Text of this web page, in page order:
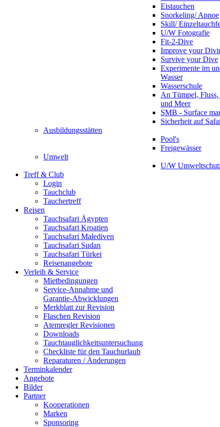
Eistauchen
Snorkeling/ Apnoe
Skill/
U/W Fotografie
Fit-2-Dive
Improve your
Survive your Dive
Experimente im
Wasser
Wasserschule
An Tümpel,
und Meer
SMB - Surface
Sicherheit auf
Ausbildungsstätten
Pool's
Freigewässer
Umwelt
U/W
Treff & Club
Login
Tauchclub
Tauchertreff
Reisen
Tauchsafari Ägypten
Tauchsafari Kroatien
Tauchsafari Malediven
Tauchsafari Sudan
Tauchsafari Türkei
Reisenangebote
Verleih & Service
Mietbedingungen
Service-Annahme und
Garantie-Abwicklungen
Merkblatt zur Revision
Flaschen Revision
Atemregler Revisionen
Downloads
Tauchtauglichkeitsuntersuchung
Checkliste für den Tauchurlaub
Reparaturen / Änderungen
Terminkalender
Angebote
Bilder
Partner
Kooperationen
Marken
Sponsoring